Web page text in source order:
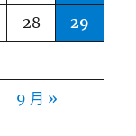
28 29
9 月 »